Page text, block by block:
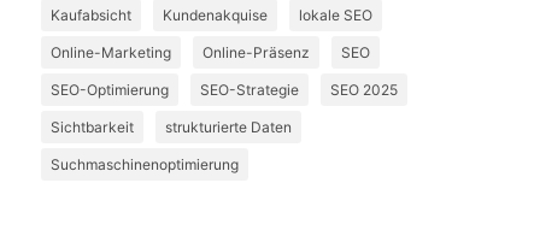
Kaufabsicht Kundenakquise lokale SEO
Online-Marketing Online-Präsenz SEO
SEO-Optimierung SEO-Strategie SEO 2025
Sichtbarkeit strukturierte Daten
Suchmaschinenoptimierung